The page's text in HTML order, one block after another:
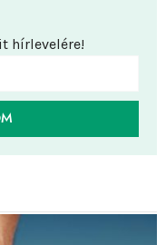
hírlevelére!